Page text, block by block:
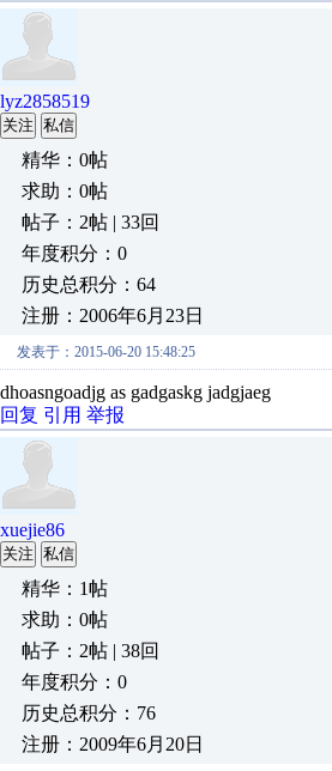
lyz2858519
关注 私信
精华：0帖
求助：0帖
帖子：2帖 | 33回
年度积分：0
历史总积分：64
注册：2006年6月23日
发表于：2015-06-20 15:48:25
dhoasngoadjg as gadgaskg jadgjaeg
回复 引用 举报
xuejie86
关注 私信
精华：1帖
求助：0帖
帖子：2帖 | 38回
年度积分：0
历史总积分：76
注册：2009年6月20日